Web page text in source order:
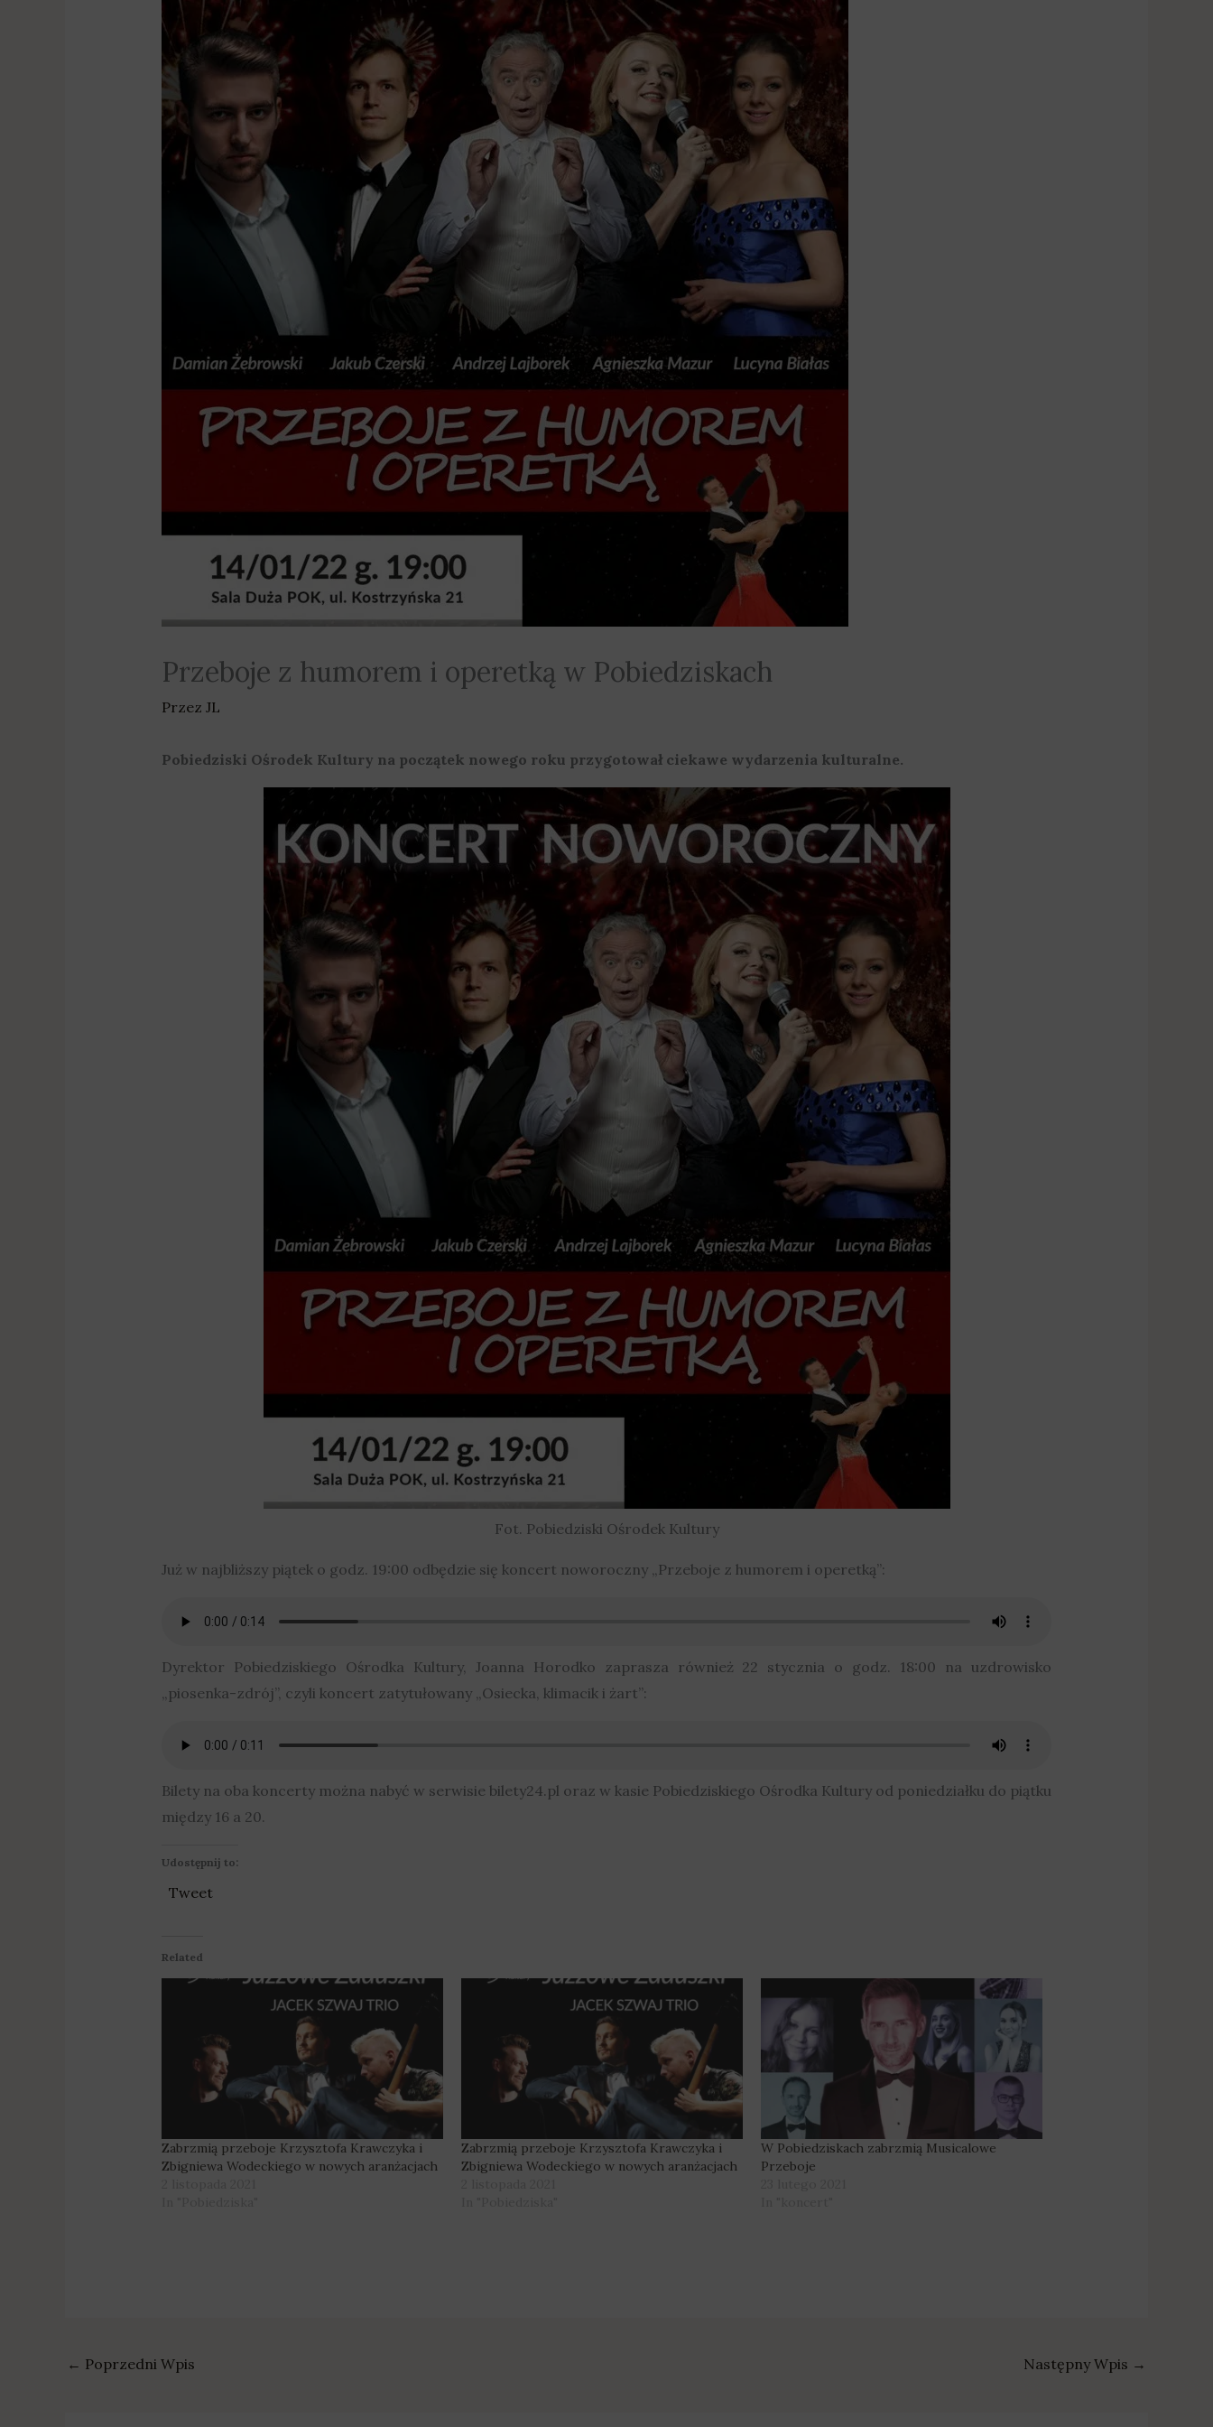
Przeboje z humorem i operetką w Pobiedziskach
Przez JL
Pobiedziski Ośrodek Kultury na początek nowego roku przygotował ciekawe wydarzenia kulturalne.
Fot. Pobiedziski Ośrodek Kultury
Już w najbliższy piątek o godz. 19:00 odbędzie się koncert noworoczny „Przeboje z humorem i operetką”:
Dyrektor Pobiedziskiego Ośrodka Kultury, Joanna Horodko zaprasza również 22 stycznia o godz. 18:00 na uzdrowisko
„piosenka-zdrój”, czyli koncert zatytułowany „Osiecka, klimacik i żart”:
Bilety na oba koncerty można nabyć w serwisie bilety24.pl oraz w kasie Pobiedziskiego Ośrodka Kultury od poniedziałku do piątku
między 16 a 20.
Udostępnij to:
Tweet
Related
Zabrzmią przeboje Krzysztofa Krawczyka i
Zbigniewa Wodeckiego w nowych aranżacjach
Zabrzmią przeboje Krzysztofa Krawczyka i
Zbigniewa Wodeckiego w nowych aranżacjach
W Pobiedziskach zabrzmią Musicalowe
Przeboje
← Poprzedni Wpis Następny Wpis →